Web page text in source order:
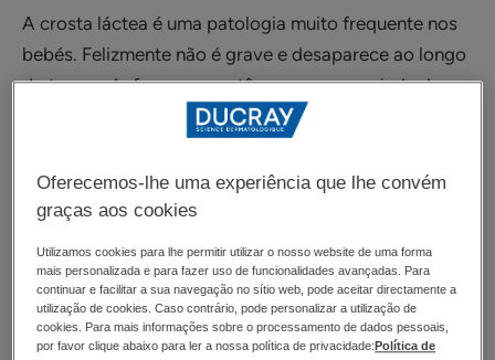
A crosta láctea é uma patologia muito frequente nos
bebés. Felizmente não é grave e desaparece ao longo
do tempo de forma espontânea ou com a ajuda de
produtos específicos para o cuidado da pele.
Crosta láctea no bebé
Embora seja uma patologia benigna, os pais
preocupam-se muitas vezes com a crosta láctea.
Querem saber tudo o que puderem sobre ela e
Oferecemos-lhe uma experiência que lhe convém
graças aos cookies
Utilizamos cookies para lhe permitir utilizar o nosso website de uma forma
mais personalizada e para fazer uso de funcionalidades avançadas. Para
continuar e facilitar a sua navegação no sítio web, pode aceitar directamente a
utilização de cookies. Caso contrário, pode personalizar a utilização de
cookies. Para mais informações sobre o processamento de dados pessoais,
por favor clique abaixo para ler a nossa política de privacidade: Política de